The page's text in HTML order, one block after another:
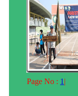
Page No : 1 |